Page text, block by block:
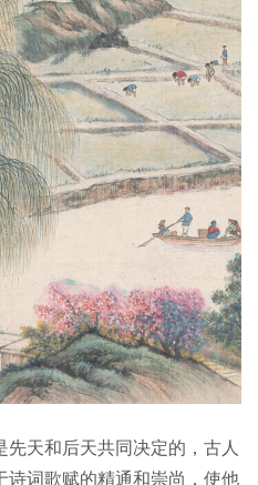
天和后天共同决定的，古人
词歌赋的精通和崇尚，使他